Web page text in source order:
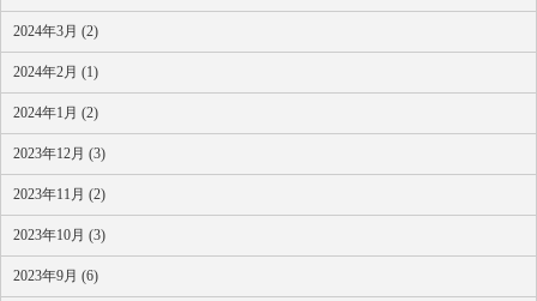
2024年3月 (2)
2024年2月 (1)
2024年1月 (2)
2023年12月 (3)
2023年11月 (2)
2023年10月 (3)
2023年9月 (6)